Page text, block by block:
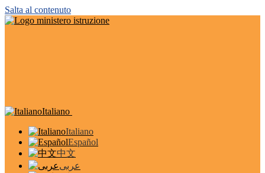
Salta al contenuto
Italiano
Italiano
Español
中文
عربى